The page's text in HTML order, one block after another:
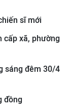
sĩ mới
cấp xã, phường
sáng đêm 30/4
đồng